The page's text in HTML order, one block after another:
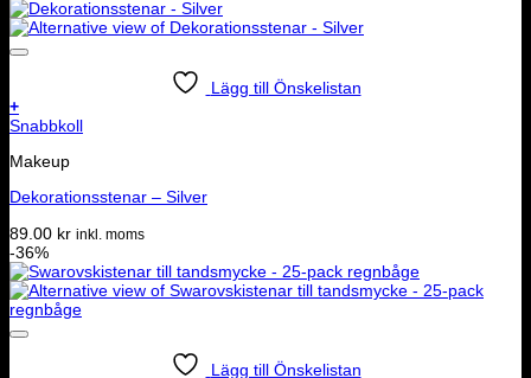
Lägg till Önskelistan
+
Snabbkoll
Makeup
Dekorationsstenar – Silver
89.00 kr inkl. moms
-36%
Lägg till Önskelistan